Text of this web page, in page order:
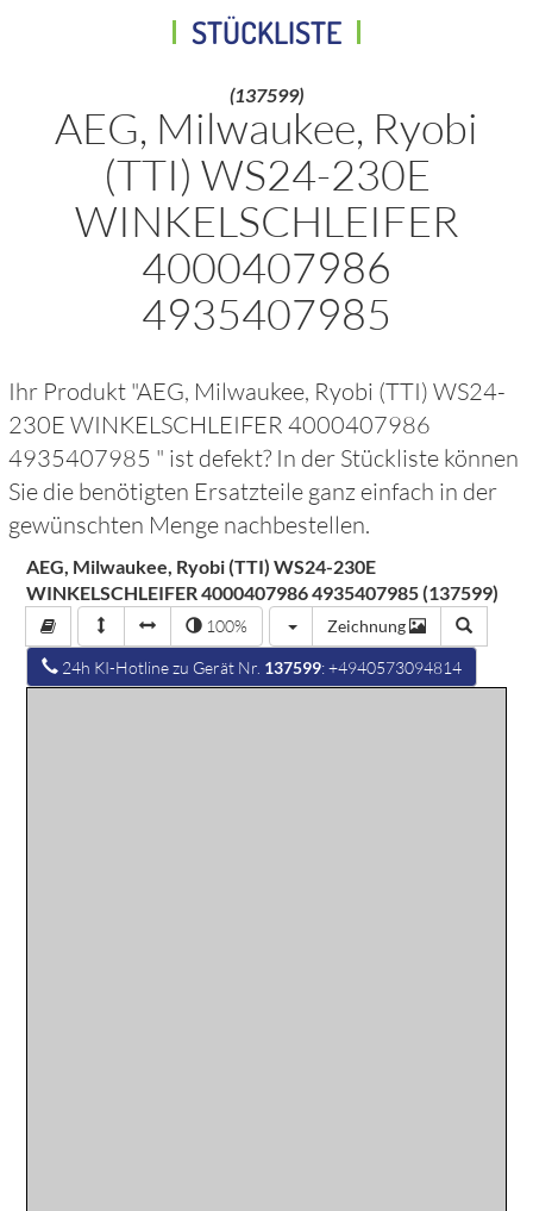
STÜCKLISTE
(137599)
AEG, Milwaukee, Ryobi
(TTI) WS24-230E
WINKELSCHLEIFER
4000407986
4935407985
Ihr Produkt "AEG, Milwaukee, Ryobi (TTI) WS24-
230E WINKELSCHLEIFER 4000407986
4935407985 " ist defekt? In der Stückliste können
Sie die benötigten Ersatzteile ganz einfach in der
gewünschten Menge nachbestellen.
AEG, Milwaukee, Ryobi (TTI) WS24-230E
WINKELSCHLEIFER 4000407986 4935407985 (137599)
100% Zeichnung
24h KI-Hotline zu Gerät Nr. 137599: +4940573094814